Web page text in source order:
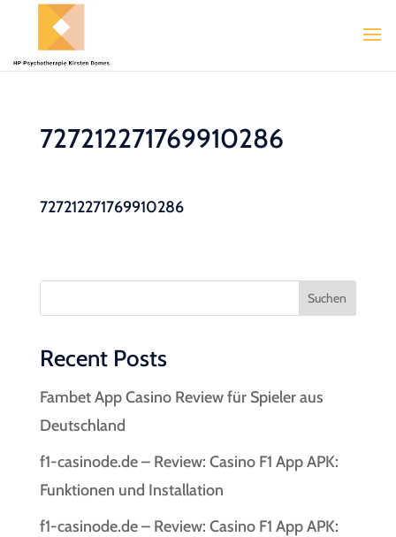
727212271769910286
727212271769910286
Suchen
Recent Posts
Fambet App Casino Review für Spieler aus
Deutschland
f1-casinode.de – Review: Casino F1 App APK:
Funktionen und Installation
f1-casinode.de – Review: Casino F1 App APK: